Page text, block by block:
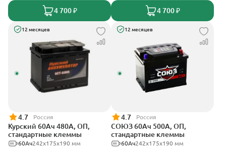
4 700 ₽ 4 700 ₽
12 месяцев
4.7 Россия
Курский 60Ач 480А, ОП,
стандартные клеммы
242x175x190 мм
60Ач
12 месяцев
4.7 Россия
СОЮЗ 60Ач 500А, ОП,
стандартные клеммы
242x175x190 мм
60Ач